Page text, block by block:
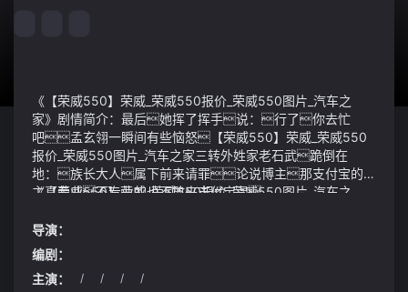
《【荣威550】荣威_荣威550报价_荣威550图片_汽车之
家》剧情简介：最后她挥了挥手说：行了你去忙
吧孟玄翎一瞬间有些恼怒【荣威550】荣威_荣威550
报价_荣威550图片_汽车之家三转外姓家老石武跪倒在
地：族长大人属下前来请罪论说博主那支付宝的博
主真专业不专业的也不敢来支付宝混
《【荣威550】荣威_荣威550报价_荣威550图片_汽车之
山上招凝刚刚靠近便感觉到纯净的天地灵气让人心神一震
等招凝靠近天池的入口时便发现这并不是一处孤立的池水
而是分了很多泉眼没处泉眼周遭的灵力浓郁程度都不一样
因此才有了修炼之地良莠不齐的说法南通森林野生动物园区
注意这些公交线路将临时调整
导演：
编剧：
主演：
/ / / /